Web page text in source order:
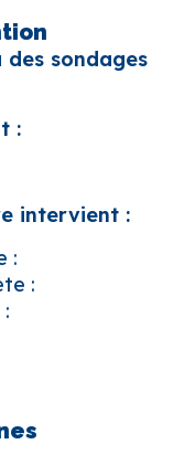
des sondages
:
intervient :
:
: